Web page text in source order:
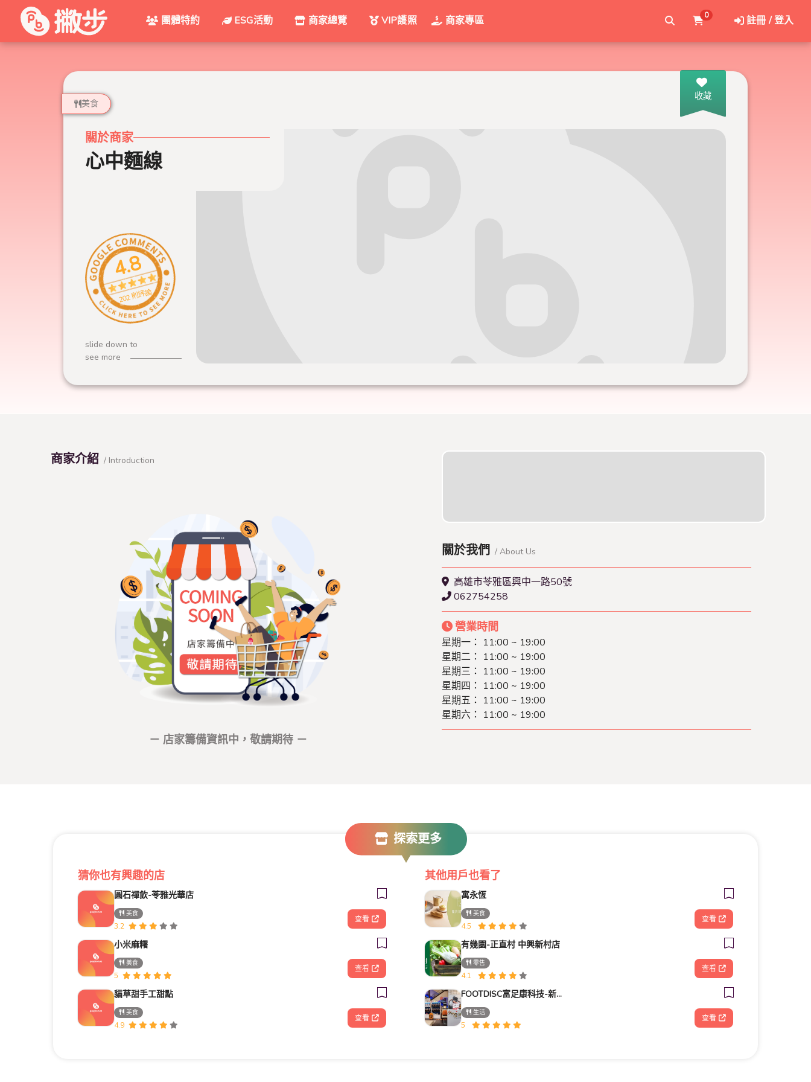
團體特約 ESG活動 商家總覽 VIP護照 商家專區 0 註冊 / 登入
收藏
美食
關於商家
心中麵線
4.8
202 則評論
slide down to
see more
商家介紹 / Introduction
－ 店家籌備資訊中，敬請期待 －
關於我們 / About Us
高雄市苓雅區興中一路50號
062754258
營業時間
星期一： 11:00 ~ 19:00
星期二： 11:00 ~ 19:00
星期三： 11:00 ~ 19:00
星期四： 11:00 ~ 19:00
星期五： 11:00 ~ 19:00
星期六： 11:00 ~ 19:00
探索更多
猜你也有興趣的店
圓石禪飲-苓雅光華店
美食
3.2
查看
小米麻糬
美食
5
查看
貓草甜手工甜點
美食
4.9
查看
其他用戶也看了
寓永恆
美食
4.5
查看
有幾園-正直村 中興新村店
零售
4.1
查看
FOOTDISC富足康科技-新光三越-桃園站前店
生活
5
查看